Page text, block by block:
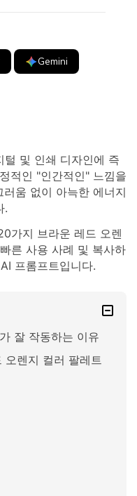
Gemini
털 및 인쇄 디자인에 즉
적인 "인간적인" 느낌을
움 없이 아늑한 에너지
.
가지 브라운 레드 오렌
른 사용 사례 및 복사하
프롬프트입니다.
잘 작동하는 이유
오렌지 컬러 팔레트